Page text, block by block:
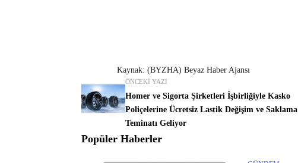
Kaynak: (BYZHA) Beyaz Haber Ajansı
ÖNCEKI YAZI
Homer ve Sigorta Şirketleri İşbirliğiyle Kasko
Poliçelerine Ücretsiz Lastik Değişim ve Saklama
Teminatı Geliyor
Popüler Haberler